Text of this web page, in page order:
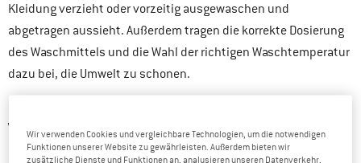
Kleidung verzieht oder vorzeitig ausgewaschen und
abgetragen aussieht. Außerdem tragen die korrekte Dosierung
des Waschmittels und die Wahl der richtigen Waschtemperatur
dazu bei, die Umwelt zu schonen.
VON BAUMWOLLE
Wir verwenden Cookies und vergleichbare Technologien, um die notwendigen
Funktionen unserer Website zu gewährleisten. Außerdem bieten wir
zusätzliche Dienste und Funktionen an, analysieren unseren Datenverkehr,